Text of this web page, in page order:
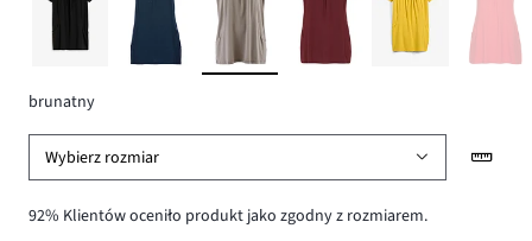
brunatny
Wybierz rozmiar
92% Klientów oceniło produkt jako zgodny z rozmiarem.